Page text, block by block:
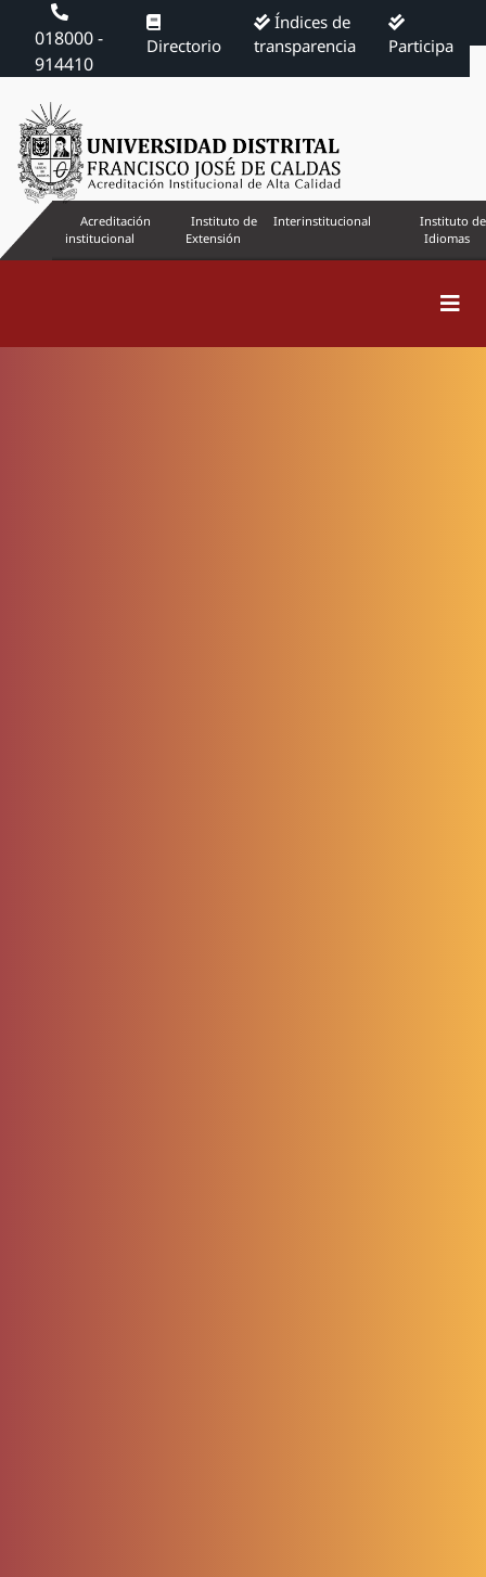
018000 -
914410
Directorio
Índices de
transparencia
Participa
Acreditación
institucional
Instituto de
Extensión
Interinstitucional
Instituto de
Idiomas